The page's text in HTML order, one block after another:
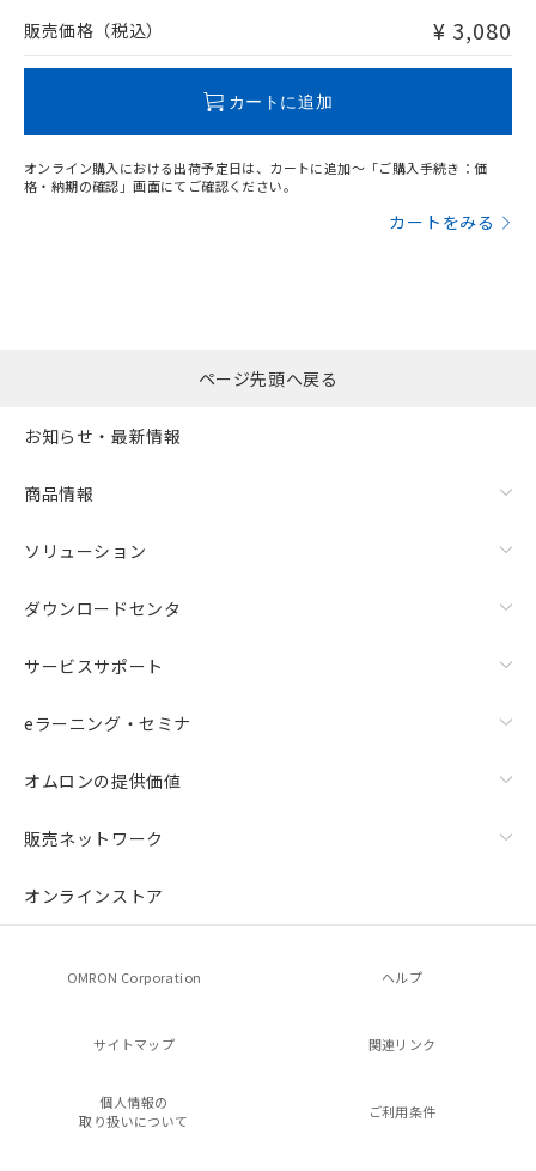
問い合わせください。
販売価格（税込） ¥ 3,080
カートに追加
オンライン購入における出荷予定日は、カートに追加～「ご購入手続き：価
格・納期の確認」画面にてご確認ください。
カートをみる
ページ先頭へ戻る
お知らせ・最新情報
商品情報
ソリューション
ダウンロードセンタ
サービスサポート
eラーニング・セミナ
オムロンの提供価値
販売ネットワーク
オンラインストア
OMRON Corporation ヘルプ
サイトマップ 関連リンク
個人情報の
取り扱いについて
ご利用条件